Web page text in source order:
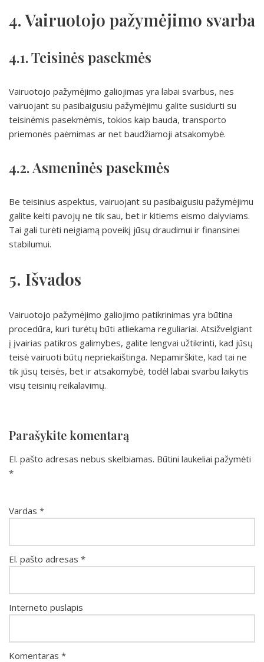
4. Vairuotojo pažymėjimo svarba
4.1. Teisinės pasekmės
Vairuotojo pažymėjimo galiojimas yra labai svarbus, nes
vairuojant su pasibaigusiu pažymėjimu galite susidurti su
teisinėmis pasekmėmis, tokios kaip bauda, transporto
priemonės paėmimas ar net baudžiamoji atsakomybė.
4.2. Asmeninės pasekmės
Be teisinius aspektus, vairuojant su pasibaigusiu pažymėjimu
galite kelti pavojų ne tik sau, bet ir kitiems eismo dalyviams.
Tai gali turėti neigiamą poveikį jūsų draudimui ir finansinei
stabilumui.
5. Išvados
Vairuotojo pažymėjimo galiojimo patikrinimas yra būtina
procedūra, kuri turėtų būti atliekama reguliariai. Atsižvelgiant
į įvairias patikros galimybes, galite lengvai užtikrinti, kad jūsų
teisė vairuoti būtų nepriekaištinga. Nepamirškite, kad tai ne
tik jūsų teisės, bet ir atsakomybė, todėl labai svarbu laikytis
visų teisinių reikalavimų.
Parašykite komentarą
El. pašto adresas nebus skelbiamas. Būtini laukeliai pažymėti
*
Vardas *
El. pašto adresas *
Interneto puslapis
Komentaras *